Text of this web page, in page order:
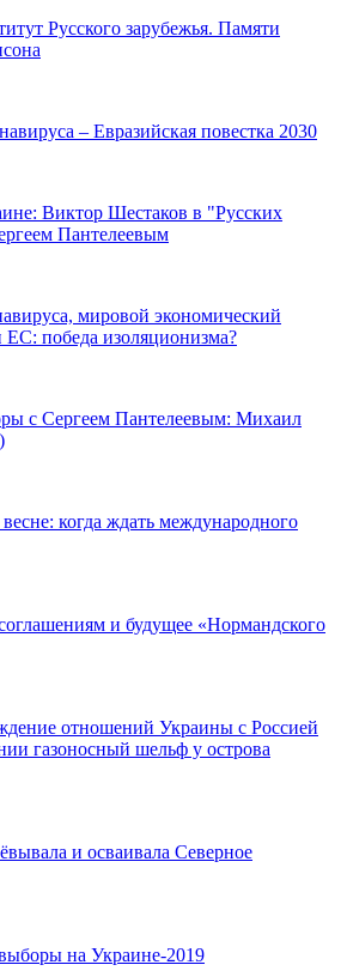
Русского зарубежья. Памяти
– Евразийская повестка 2030
Виктор Шестаков в "Русских
Пантелеевым
мировой экономический
победа изоляционизма?
с Сергеем Пантелеевым: Михаил
когда ждать международного
и будущее «Нормандского
отношений Украины с Россией
газоносный шельф у острова
и осваивала Северное
на Украине-2019